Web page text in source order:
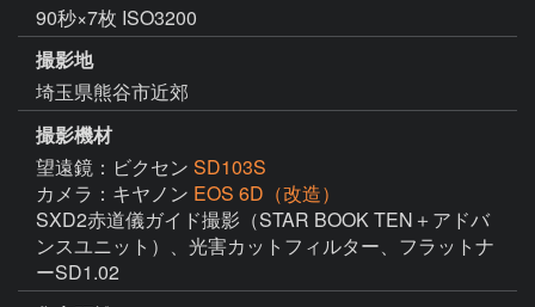
90秒×7枚 ISO3200
撮影地
埼玉県熊谷市近郊
撮影機材
望遠鏡：ビクセン SD103S
カメラ：キヤノン EOS 6D（改造）
SXD2赤道儀ガイド撮影（STAR BOOK TEN＋アドバ
ンスユニット）、光害カットフィルター、フラットナ
ーSD1.02